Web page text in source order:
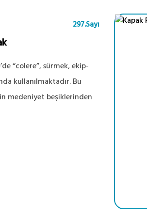
297.Sayı
“colere”, sürmek, ekip-
kullanılmaktadır. Bu
medeniyet beşiklerinden